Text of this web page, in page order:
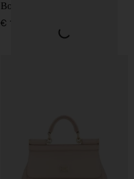
Borsa in pelle grande Sicily
€ 1.850,00